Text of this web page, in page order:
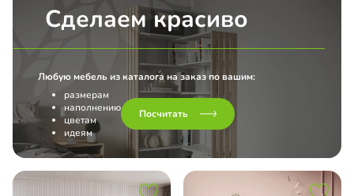
Сделаем красиво
Любую мебель из каталога на заказ по вашим:
размерам
наполнению
цветам
идеям
Посчитать